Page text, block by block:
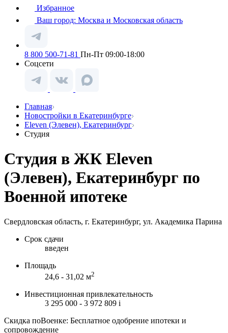
Избранное
Ваш город: Москва и Московская область
8 800 500-71-81 Пн-Пт 09:00-18:00
Соцсети
Главная
Новостройки в Екатеринбурге
Eleven (Элевен), Екатеринбург
Студия
Студия в ЖК Eleven
(Элевен), Екатеринбург по
Военной ипотеке
Свердловская область, г. Екатеринбург, ул. Академика Парина
Срок сдачи
введен
Площадь
24,6 - 31,02 м2
Инвестиционная привлекательность
3 295 000 - 3 972 809 i
Скидка поВоенке: Бесплатное одобрение ипотеки и
сопровождение